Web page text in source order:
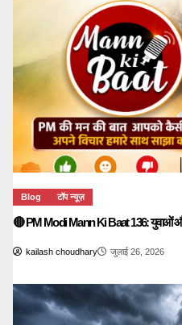
Blog टॉप न्यूज़
🔴 PM Modi Mann Ki Baat 136: युवाओं और
kailash choudhary जुलाई 26, 2026